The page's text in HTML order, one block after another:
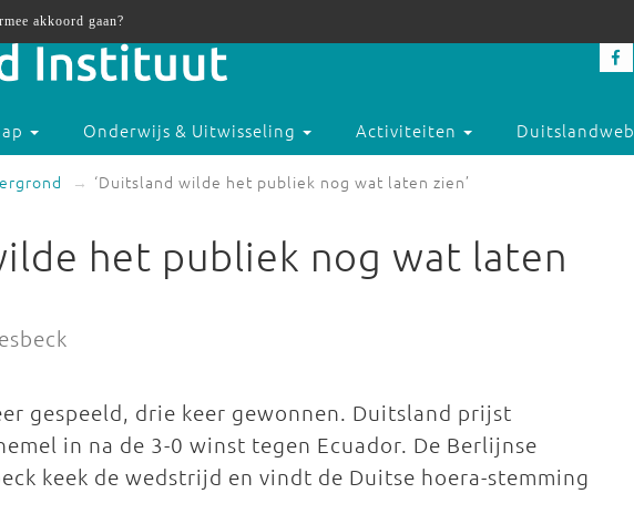
Onderwijs & Uitwisseling Activiteiten Duitslandweb
‘Duitsland wilde het publiek nog wat laten zien’
het publiek nog wat laten
gespeeld, drie keer gewonnen. Duitsland prijst
in na de 3-0 winst tegen Ecuador. De Berlijnse
keek de wedstrijd en vindt de Duitse hoera-stemming
akkoord gaan?